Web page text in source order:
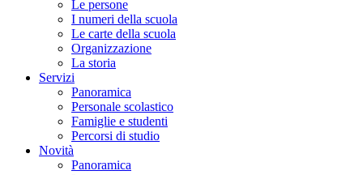
Le persone
I numeri della scuola
Le carte della scuola
Organizzazione
La storia
Servizi
Panoramica
Personale scolastico
Famiglie e studenti
Percorsi di studio
Novità
Panoramica